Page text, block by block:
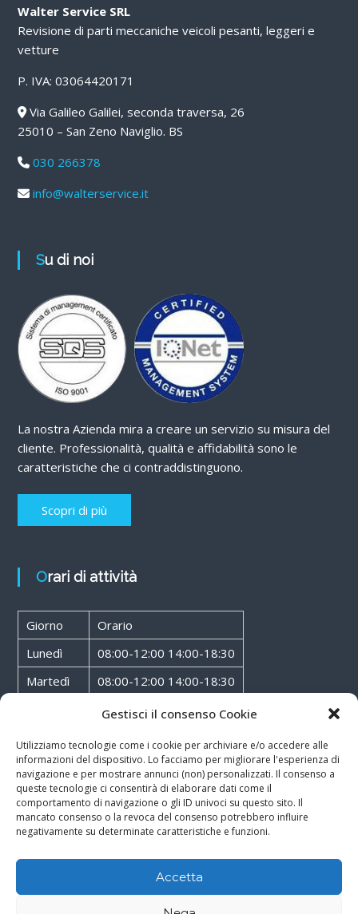
Gestisci il consenso Cookie
Utilizziamo tecnologie come i cookie per archiviare e/o accedere alle
informazioni del dispositivo. Lo facciamo per migliorare l'esperienza di
navigazione e per mostrare annunci (non) personalizzati. Il consenso a
queste tecnologie ci consentirà di elaborare dati come il
comportamento di navigazione o gli ID univoci su questo sito. Il
mancato consenso o la revoca del consenso potrebbero influire
negativamente su determinate caratteristiche e funzioni.
Accetta
Walter Service SRL
Revisione di parti meccaniche veicoli pesanti, leggeri e
vetture
P. IVA: 03064420171
Via Galileo Galilei, seconda traversa, 26
25010 – San Zeno Naviglio. BS
030 266378
info@walterservice.it
Su di noi
La nostra Azienda mira a creare un servizio su misura del
cliente. Professionalità, qualità e affidabilità sono le
caratteristiche che ci contraddistinguono.
Scopri di più
Orari di attività
Giorno
Orario
Lunedì
08:00-12:00 14:00-18:30
Martedì
08:00-12:00 14:00-18:30
08:00-12:00 14:00-18:30
Giovedì
08:00-12:00 14:00-18:30
Venerdì
08:00-12:00 14:00-18:30
Sabato
08:00-12:00